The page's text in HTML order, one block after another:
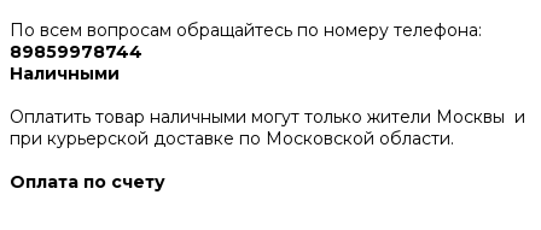
По всем вопросам обращайтесь по номеру телефона:
89859978744
Наличными
Оплатить товар наличными могут только жители Москвы и
при курьерской доставке по Московской области.
Оплата по счету